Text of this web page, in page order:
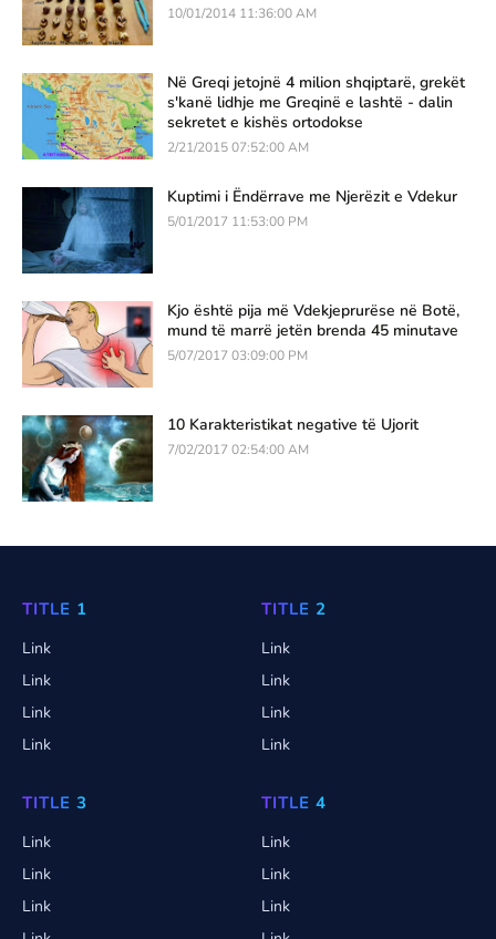
10/01/2014 11:36:00 AM
Në Greqi jetojnë 4 milion shqiptarë, grekët
s'kanë lidhje me Greqinë e lashtë - dalin
sekretet e kishës ortodokse
2/21/2015 07:52:00 AM
Kuptimi i Ëndërrave me Njerëzit e Vdekur
5/01/2017 11:53:00 PM
Kjo është pija më Vdekjeprurëse në Botë,
mund të marrë jetën brenda 45 minutave
5/07/2017 03:09:00 PM
10 Karakteristikat negative të Ujorit
7/02/2017 02:54:00 AM
TITLE 1
Link
Link
Link
Link
TITLE 2
Link
Link
Link
Link
TITLE 3
Link
Link
Link
TITLE 4
Link
Link
Link